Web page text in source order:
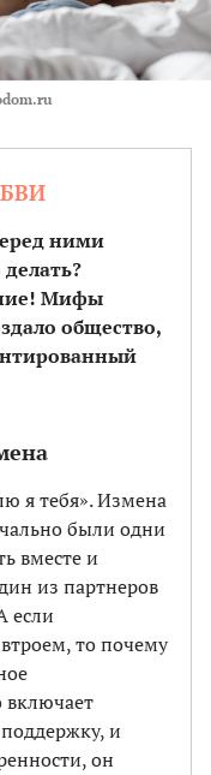
ними
Мифы
общество,
я тебя». Измена
были одни
вместе и
из парт­неров
если
то почему
включает
и
он